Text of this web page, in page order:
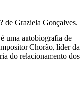
de Graziela Gonçalves.
uma autobiografia de
Chorão, líder da
do relacionamento dos